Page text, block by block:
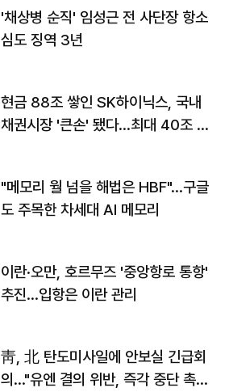
'채상병 순직' 임성근 전 사단장 항소
심도 징역 3년
현금 88조 쌓인 SK하이닉스, 국내
채권시장 '큰손' 됐다…최대 40조 투
"메모리 월 넘을 해법은 HBF"…구글
도 주목한 차세대 AI 메모리
이란·오만, 호르무즈 '중앙항로 통항'
추진…입항은 이란 관리
靑, 北 탄도미사일에 안보실 긴급회
의…"유엔 결의 위반, 즉각 중단 촉